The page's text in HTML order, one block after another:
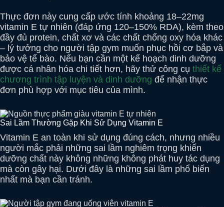
Thực đơn này cung cấp ước tính khoảng 18–22mg
vitamin E tự nhiên (đáp ứng 120–150% RDA), kèm theo
đầy đủ protein, chất xơ và các chất chống oxy hóa khác
– lý tưởng cho người tập gym muốn phục hồi cơ bắp và
bảo vệ tế bào. Nếu bạn cần một kế hoạch dinh dưỡng
được cá nhân hóa chi tiết hơn, hãy thử công cụ thiết kế
chương trình tập luyện và dinh dưỡng để nhận thực
đơn phù hợp với mục tiêu của mình.
Sai Lầm Thường Gặp Khi Sử Dụng Vitamin E
Vitamin E an toàn khi sử dụng đúng cách, nhưng nhiều
người mắc phải những sai lầm nghiêm trọng khiến
dưỡng chất này không những không phát huy tác dụng
mà còn gây hại. Dưới đây là những sai lầm phổ biến
nhất mà bạn cần tránh.